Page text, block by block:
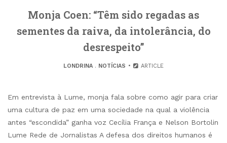
Monja Coen: “Têm sido regadas as
sementes da raiva, da intolerância, do
desrespeito”
LONDRINA. NOTÍCIAS ARTICLE
Em entrevista à Lume, monja fala sobre como agir para criar
uma cultura de paz em uma sociedade na qual a violência
antes “escondida” ganha voz Cecília França e Nelson Bortolin
Lume Rede de Jornalistas A defesa dos direitos humanos é